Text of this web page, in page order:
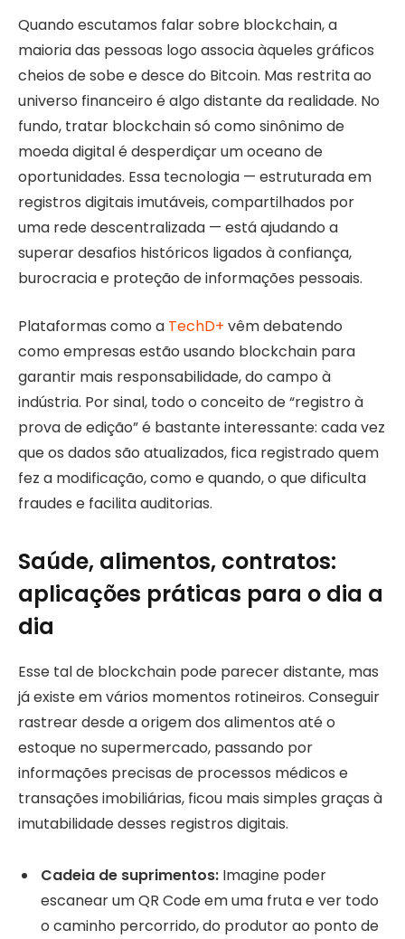
Quando escutamos falar sobre blockchain, a
maioria das pessoas logo associa àqueles gráficos
cheios de sobe e desce do Bitcoin. Mas restrita ao
universo financeiro é algo distante da realidade. No
fundo, tratar blockchain só como sinônimo de
moeda digital é desperdiçar um oceano de
oportunidades. Essa tecnologia — estruturada em
registros digitais imutáveis, compartilhados por
uma rede descentralizada — está ajudando a
superar desafios históricos ligados à confiança,
burocracia e proteção de informações pessoais.
Plataformas como a TechD+ vêm debatendo
como empresas estão usando blockchain para
garantir mais responsabilidade, do campo à
indústria. Por sinal, todo o conceito de “registro à
prova de edição” é bastante interessante: cada vez
que os dados são atualizados, fica registrado quem
fez a modificação, como e quando, o que dificulta
fraudes e facilita auditorias.
Saúde, alimentos, contratos:
aplicações práticas para o dia a
dia
Esse tal de blockchain pode parecer distante, mas
já existe em vários momentos rotineiros. Conseguir
rastrear desde a origem dos alimentos até o
estoque no supermercado, passando por
informações precisas de processos médicos e
transações imobiliárias, ficou mais simples graças à
imutabilidade desses registros digitais.
Cadeia de suprimentos: Imagine poder
escanear um QR Code em uma fruta e ver todo
o caminho percorrido, do produtor ao ponto de